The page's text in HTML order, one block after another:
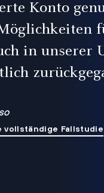
Konto
in unserer
vollständige Fallstudie